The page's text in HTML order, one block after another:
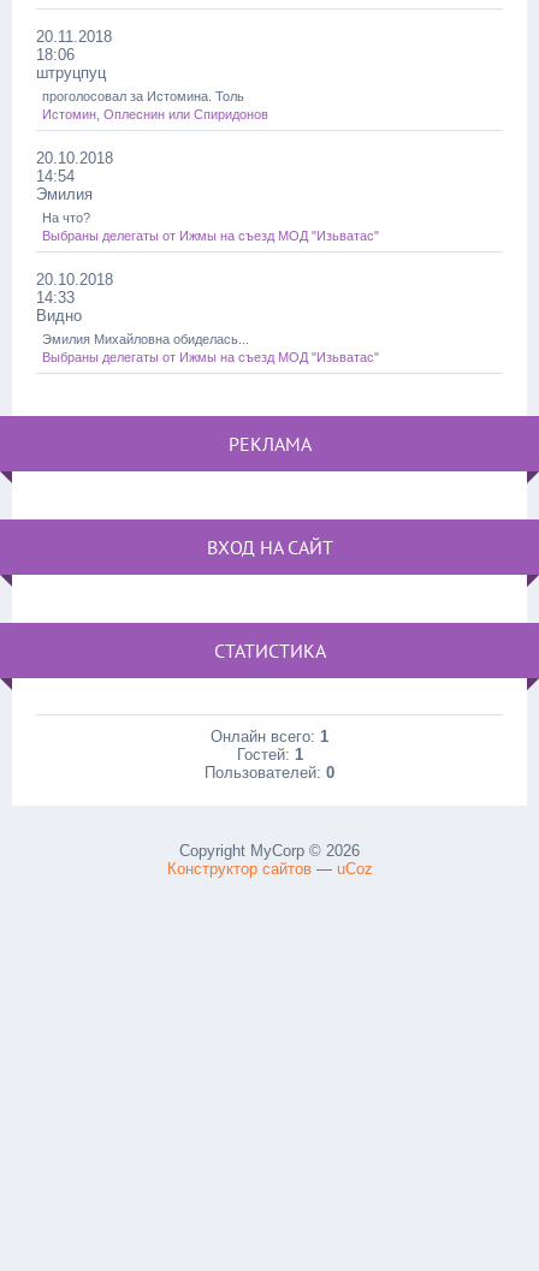
20.11.2018
18:06
штруцпуц
проголосовал за Истомина. Толь
Истомин, Оплеснин или Спиридонов
20.10.2018
14:54
Эмилия
На что?
Выбраны делегаты от Ижмы на съезд МОД "Изьватас"
20.10.2018
14:33
Видно
Эмилия Михайловна обиделась...
Выбраны делегаты от Ижмы на съезд МОД "Изьватас"
РЕКЛАМА
ВХОД НА САЙТ
СТАТИСТИКА
Онлайн всего: 1
Гостей: 1
Пользователей: 0
Copyright MyCorp © 2026
Конструктор сайтов— uCoz